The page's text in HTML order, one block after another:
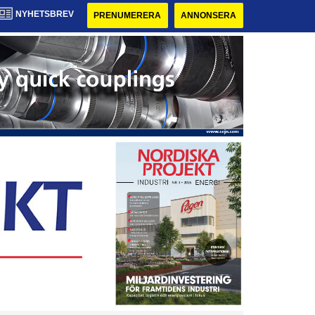
NYHETSBREV PRENUMERERA ANNONSERA